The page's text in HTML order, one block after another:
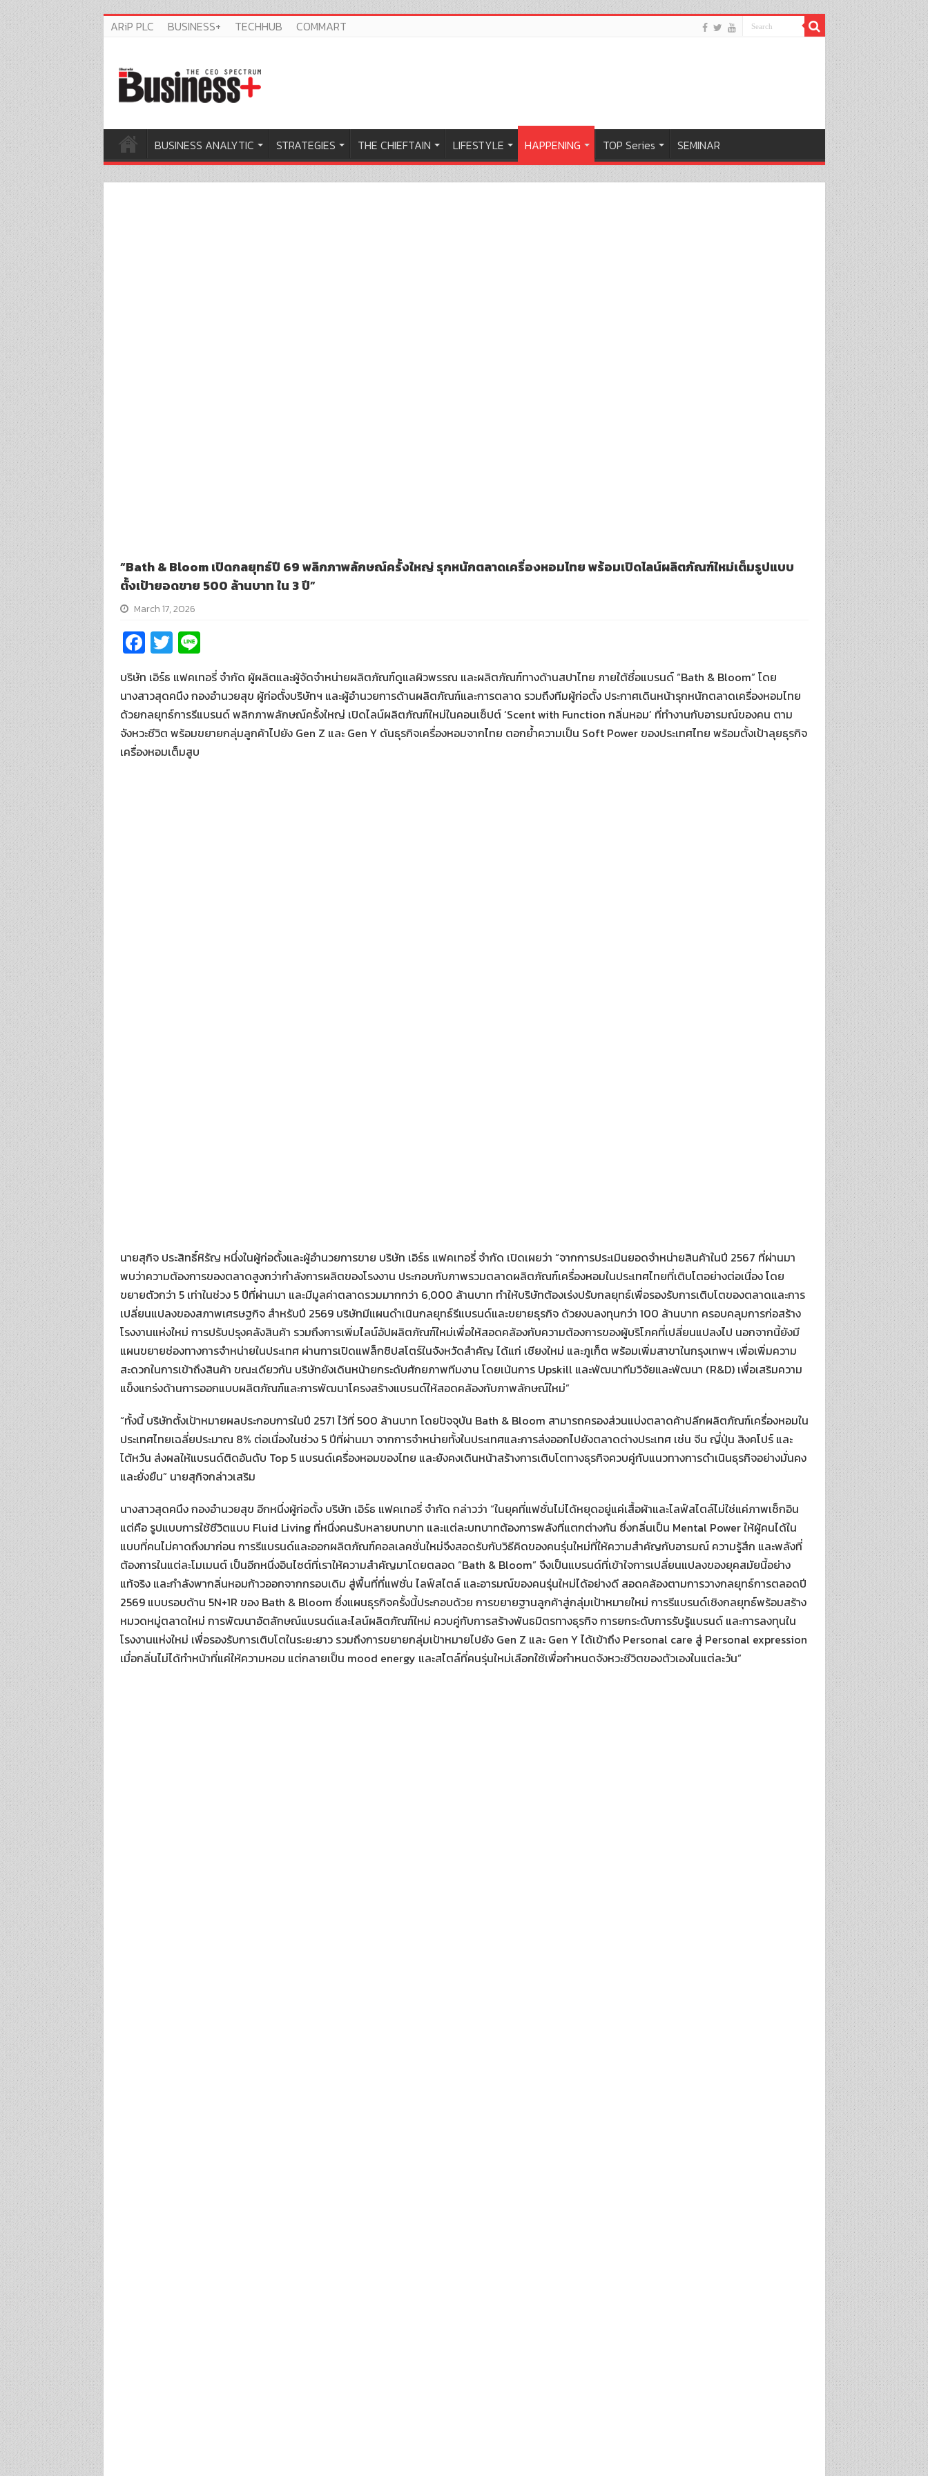
ARiP PLC BUSINESS+ TECHHUB COMMART
BUSINESS ANALYTIC STRATEGIES THE CHIEFTAIN LIFESTYLE HAPPENING TOP Series SEMINAR
“Bath & Bloom เปิดกลยุทธ์ปี 69 พลิกภาพลักษณ์ครั้งใหญ่ รุกหนักตลาดเครื่องหอมไทย พร้อมเปิดไลน์ผลิตภัณฑ์ใหม่เต็มรูปแบบ
ตั้งเป้ายอดขาย 500 ล้านบาท ใน 3 ปี”
March 17, 2026
Fa
ce
b
o
o
k
T
wi
tt
er
Li
n
e
บริษัท เอิร์ธ แฟคเทอรี่ จำกัด ผู้ผลิตและผู้จัดจำหน่ายผลิตภัณฑ์ดูแลผิวพรรณ และผลิตภัณฑ์ทางด้านสปาไทย ภายใต้ชื่อแบรนด์ “Bath & Bloom” โดย
นางสาวสุดคนึง กองอำนวยสุข ผู้ก่อตั้งบริษัทฯ และผู้อำนวยการด้านผลิตภัณฑ์และการตลาด รวมถึงทีมผู้ก่อตั้ง ประกาศเดินหน้ารุกหนักตลาดเครื่องหอมไทย
ด้วยกลยุทธ์การรีแบรนด์ พลิกภาพลักษณ์ครั้งใหญ่ เปิดไลน์ผลิตภัณฑ์ใหม่ในคอนเซ็ปต์ ‘Scent with Function กลิ่นหอม’ ที่ทำงานกับอารมณ์ของคน ตาม
จังหวะชีวิต พร้อมขยายกลุ่มลูกค้าไปยัง Gen Z และ Gen Y ดันธุรกิจเครื่องหอมจากไทย ตอกย้ำความเป็น Soft Power ของประเทศไทย พร้อมตั้งเป้าลุยธุรกิจ
เครื่องหอมเต็มสูบ
นายสุกิจ ประสิทธิ์หิรัญ หนึ่งในผู้ก่อตั้งและผู้อำนวยการขาย บริษัท เอิร์ธ แฟคเทอรี่ จำกัด เปิดเผยว่า “จากการประเมินยอดจำหน่ายสินค้าในปี 2567 ที่ผ่านมา
พบว่าความต้องการของตลาดสูงกว่ากำลังการผลิตของโรงงาน ประกอบกับภาพรวมตลาดผลิตภัณฑ์เครื่องหอมในประเทศไทยที่เติบโตอย่างต่อเนื่อง โดย
ขยายตัวกว่า 5 เท่าในช่วง 5 ปีที่ผ่านมา และมีมูลค่าตลาดรวมมากกว่า 6,000 ล้านบาท ทำให้บริษัทต้องเร่งปรับกลยุทธ์เพื่อรองรับการเติบโตของตลาดและการ
เปลี่ยนแปลงของสภาพเศรษฐกิจ สำหรับปี 2569 บริษัทมีแผนดำเนินกลยุทธ์รีแบรนด์และขยายธุรกิจ ด้วยงบลงทุนกว่า 100 ล้านบาท ครอบคลุมการก่อสร้าง
โรงงานแห่งใหม่ การปรับปรุงคลังสินค้า รวมถึงการเพิ่มไลน์อัปผลิตภัณฑ์ใหม่เพื่อให้สอดคล้องกับความต้องการของผู้บริโภคที่เปลี่ยนแปลงไป นอกจากนี้ยังมี
แผนขยายช่องทางการจำหน่ายในประเทศ ผ่านการเปิดแฟล็กชิปสโตร์ในจังหวัดสำคัญ ได้แก่ เชียงใหม่ และภูเก็ต พร้อมเพิ่มสาขาในกรุงเทพฯ เพื่อเพิ่มความ
สะดวกในการเข้าถึงสินค้า ขณะเดียวกัน บริษัทยังเดินหน้ายกระดับศักยภาพทีมงาน โดยเน้นการ Upskill และพัฒนาทีมวิจัยและพัฒนา (R&D) เพื่อเสริมความ
แข็งแกร่งด้านการออกแบบผลิตภัณฑ์และการพัฒนาโครงสร้างแบรนด์ให้สอดคล้องกับภาพลักษณ์ใหม่”
“ทั้งนี้ บริษัทตั้งเป้าหมายผลประกอบการในปี 2571 ไว้ที่ 500 ล้านบาท โดยปัจจุบัน Bath & Bloom สามารถครองส่วนแบ่งตลาดค้าปลีกผลิตภัณฑ์เครื่องหอมใน
ประเทศไทยเฉลี่ยประมาณ 8% ต่อเนื่องในช่วง 5 ปีที่ผ่านมา จากการจำหน่ายทั้งในประเทศและการส่งออกไปยังตลาดต่างประเทศ เช่น จีน ญี่ปุ่น สิงคโปร์ และ
ไต้หวัน ส่งผลให้แบรนด์ติดอันดับ Top 5 แบรนด์เครื่องหอมของไทย และยังคงเดินหน้าสร้างการเติบโตทางธุรกิจควบคู่กับแนวทางการดำเนินธุรกิจอย่างมั่นคง
และยั่งยืน” นายสุกิจกล่าวเสริม
นางสาวสุดคนึง กองอำนวยสุข อีกหนึ่งผู้ก่อตั้ง บริษัท เอิร์ธ แฟคเทอรี่ จำกัด กล่าวว่า “ในยุคที่แฟชั่นไม่ได้หยุดอยู่แค่เสื้อผ้าและไลฟ์สไตล์ไม่ใช่แค่ภาพเช็กอิน
แต่คือ รูปแบบการใช้ชีวิตแบบ Fluid Living ที่หนึ่งคนรับหลายบทบาท และแต่ละบทบาทต้องการพลังที่แตกต่างกัน ซึ่งกลิ่นเป็น Mental Power ให้ผู้คนได้ใน
แบบที่คนไม่คาดถึงมาก่อน การรีแบรนด์และออกผลิตภัณฑ์คอลเลคชั่นใหม่จึงสอดรับกับวิธีคิดของคนรุ่นใหม่ที่ให้ความสำคัญกับอารมณ์ ความรู้สึก และพลังที่
ต้องการในแต่ละโมเมนต์ เป็นอีกหนึ่งอินไซต์ที่เราให้ความสำคัญมาโดยตลอด “Bath & Bloom” จึงเป็นแบรนด์ที่เข้าใจการเปลี่ยนแปลงของยุคสมัยนี้อย่าง
แท้จริง และกำลังพากลิ่นหอมก้าวออกจากกรอบเดิม สู่พื้นที่ที่แฟชั่น ไลฟ์สไตล์ และอารมณ์ของคนรุ่นใหม่ได้อย่างดี สอดคล้องตามการวางกลยุทธ์การตลอดปี
2569 แบบรอบด้าน 5N+1R ของ Bath & Bloom ซึ่งแผนธุรกิจครั้งนี้ประกอบด้วย การขยายฐานลูกค้าสู่กลุ่มเป้าหมายใหม่ การรีแบรนด์เชิงกลยุทธ์พร้อมสร้าง
หมวดหมู่ตลาดใหม่ การพัฒนาอัตลักษณ์แบรนด์และไลน์ผลิตภัณฑ์ใหม่ ควบคู่กับการสร้างพันธมิตรทางธุรกิจ การยกระดับการรับรู้แบรนด์ และการลงทุนใน
โรงงานแห่งใหม่ เพื่อรองรับการเติบโตในระยะยาว รวมถึงการขยายกลุ่มเป้าหมายไปยัง Gen Z และ Gen Y ได้เข้าถึง Personal care สู่ Personal expression
เมื่อกลิ่นไม่ได้ทำหน้าที่แค่ให้ความหอม แต่กลายเป็น mood energy และสไตล์ที่คนรุ่นใหม่เลือกใช้เพื่อกำหนดจังหวะชีวิตของตัวเองในแต่ละวัน”